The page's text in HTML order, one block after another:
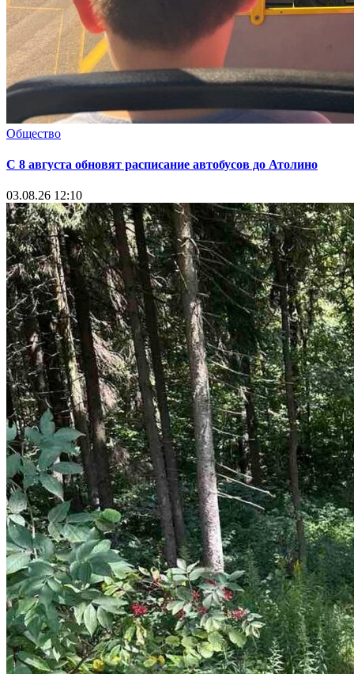
Общество
С 8 августа обновят расписание автобусов до Атолино
03.08.26 12:10